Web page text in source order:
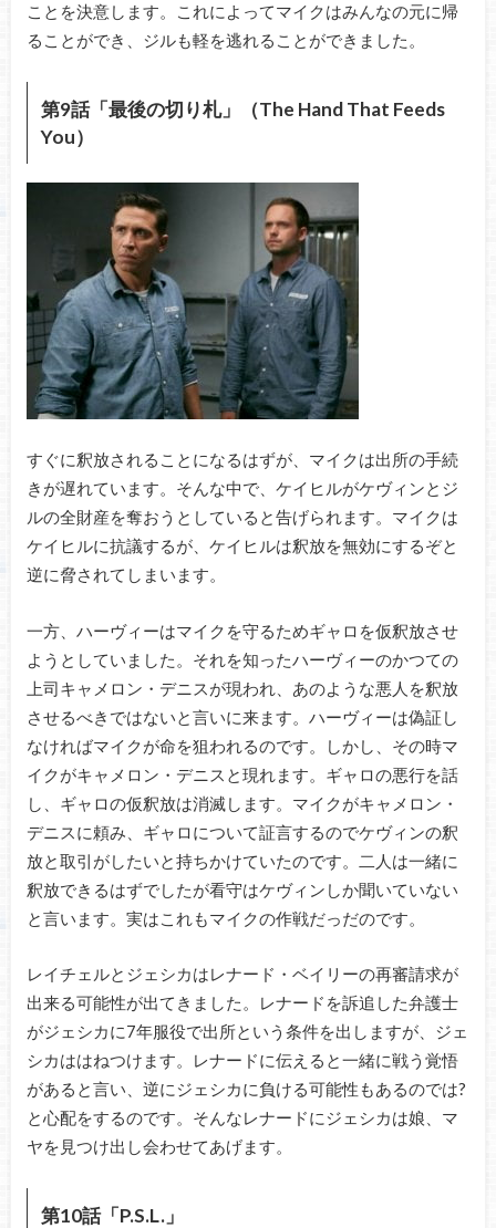
ことを決意します。これによってマイクはみんなの元に帰
ることができ、ジルも軽を逃れることができました。
第9話「最後の切り札」（The Hand That Feeds
You）
すぐに釈放されることになるはずが、マイクは出所の手続
きが遅れています。そんな中で、ケイヒルがケヴィンとジ
ルの全財産を奪おうとしていると告げられます。マイクは
ケイヒルに抗議するが、ケイヒルは釈放を無効にするぞと
逆に脅されてしまいます。
一方、ハーヴィーはマイクを守るためギャロを仮釈放させ
ようとしていました。それを知ったハーヴィーのかつての
上司キャメロン・デニスが現われ、あのような悪人を釈放
させるべきではないと言いに来ます。ハーヴィーは偽証し
なければマイクが命を狙われるのです。しかし、その時マ
イクがキャメロン・デニスと現れます。ギャロの悪行を話
し、ギャロの仮釈放は消滅します。マイクがキャメロン・
デニスに頼み、ギャロについて証言するのでケヴィンの釈
放と取引がしたいと持ちかけていたのです。二人は一緒に
釈放できるはずでしたが看守はケヴィンしか聞いていない
と言います。実はこれもマイクの作戦だっだのです。
レイチェルとジェシカはレナード・ベイリーの再審請求が
出来る可能性が出てきました。レナードを訴追した弁護士
がジェシカに7年服役で出所という条件を出しますが、ジェ
シカははねつけます。レナードに伝えると一緒に戦う覚悟
があると言い、逆にジェシカに負ける可能性もあるのでは?
と心配をするのです。そんなレナードにジェシカは娘、マ
ヤを見つけ出し会わせてあげます。
第10話「P.S.L.」